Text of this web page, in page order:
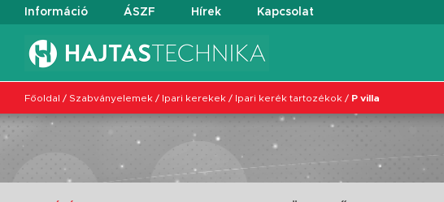
Információ ÁSZF Hírek Kapcsolat
Főoldal / Szabványelemek / Ipari kerekek / Ipari kerék tartozékok / P villa